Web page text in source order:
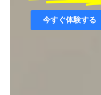
今すぐ体験する